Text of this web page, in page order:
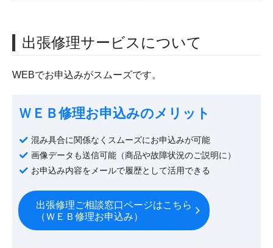
出張修理サービスについて
WEBでお申込みがスムーズです。
ＷＥＢ修理お申込みのメリット
混み具合に関係なくスムーズにお申込みが可能
画像データも送信可能（商品や故障状況のご説明に）
お申込み内容をメールで履歴として活用できる
出張修理ご相談窓口ページはこちら
（ＷＥＢ修理お申込み）